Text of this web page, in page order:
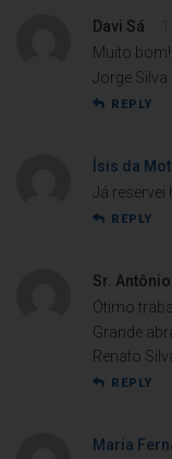
Davi Sá
Muito bom!
Jorge Silva
REPLY
Ísis da
Já reservei
REPLY
Sr.
Ótimo
Grande
Renato
REPLY
Maria